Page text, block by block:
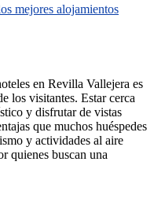
mejores alojamientos
en Revilla Vallejera es
los visitantes. Estar cerca
y disfrutar de vistas
que muchos huéspedes
y actividades al aire
quienes buscan una